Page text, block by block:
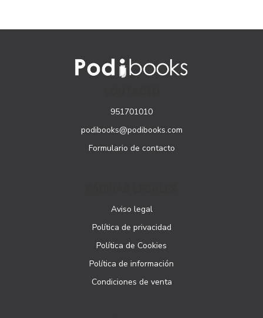
951701010
podibooks@podibooks.com
Formulario de contacto
Aviso legal
Política de privacidad
Política de Cookies
Política de información
Condiciones de venta